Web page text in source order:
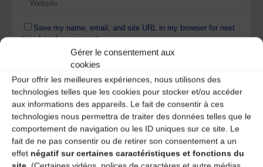
Gérer le consentement aux
cookies
Pour offrir les meilleures expériences, nous utilisons des
technologies telles que les cookies pour stocker et/ou accéder
aux informations des appareils. Le fait de consentir à ces
technologies nous permettra de traiter des données telles que le
comportement de navigation ou les ID uniques sur ce site. Le
fait de ne pas consentir ou de retirer son consentement a un
effet négatif sur certaines caractéristiques et fonctions du
Save my name, email, and site URL in my browser for next
time I post a comment.
Ce site utilise Akismet pour réduire les indésirables.En
savoir plus sur la façon dont les données de vos
commentaires sont traitées.